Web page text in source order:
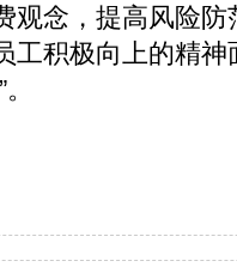
观念，提高风险
工积极向上的精